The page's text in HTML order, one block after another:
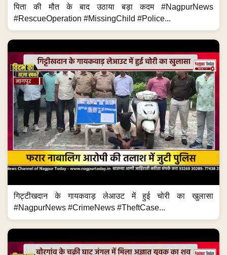
पिता की मौत के बाद उठाया बड़ा कदम #NagpurNews
#RescueOperation #MissingChild #Police...
गिट्टीखदान के गायकवाड़ लेआउट में हुई चोरी का खुलासा
#NagpurNews #CrimeNews #TheftCase...